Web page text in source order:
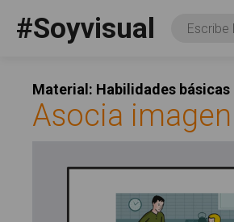
#Soyvisual Consulta
Material: Habilidades básicas
Asocia
Social
FacebookYouTubeTwitter